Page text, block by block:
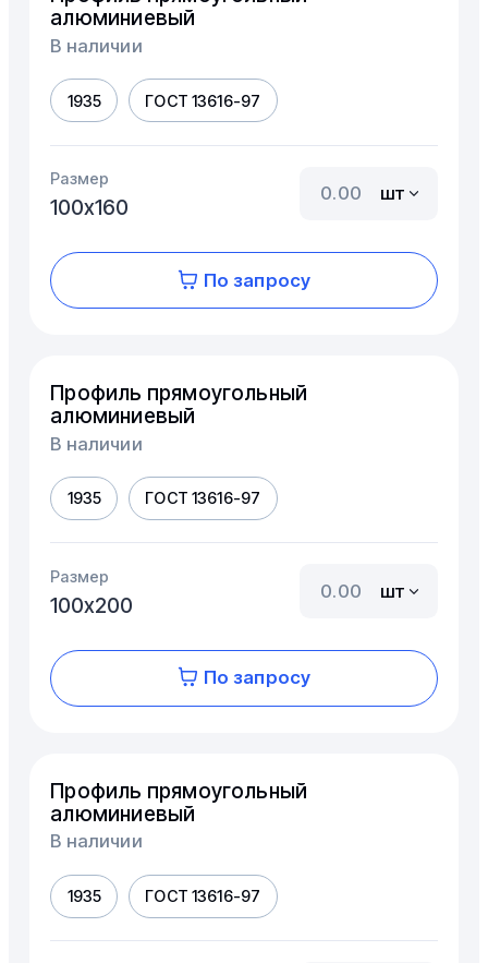
алюминиевый
В наличии
1935 ГОСТ 13616-97
Размер
100х160
шт
По запросу
Профиль прямоугольный
алюминиевый
В наличии
1935 ГОСТ 13616-97
Размер
100х200
шт
По запросу
Профиль прямоугольный
алюминиевый
В наличии
1935 ГОСТ 13616-97